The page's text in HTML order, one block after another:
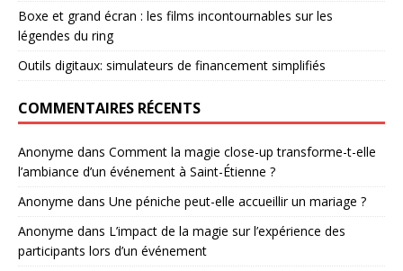
Boxe et grand écran : les films incontournables sur les
légendes du ring
Outils digitaux: simulateurs de financement simplifiés
COMMENTAIRES RÉCENTS
Anonyme dans Comment la magie close-up transforme-t-elle
l’ambiance d’un événement à Saint-Étienne ?
Anonyme dans Une péniche peut-elle accueillir un mariage ?
Anonyme dans L’impact de la magie sur l’expérience des
participants lors d’un événement